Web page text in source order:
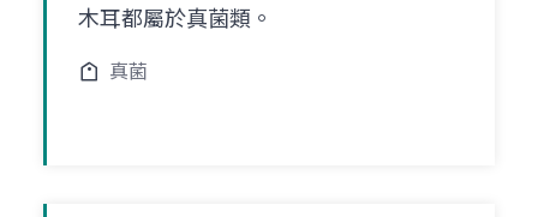
木耳都屬於真菌類。
真菌